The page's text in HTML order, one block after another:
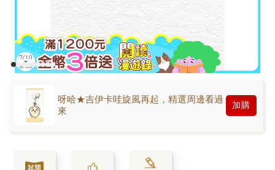
呀哈★吉伊卡哇旋風再起，精選周邊看過
來
加購